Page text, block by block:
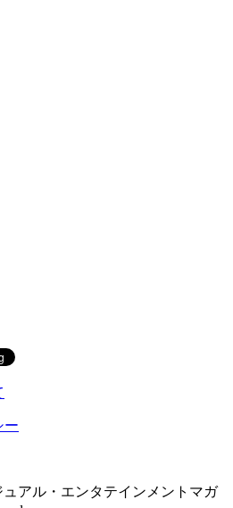
ー
ュアル・エンタテインメントマガ